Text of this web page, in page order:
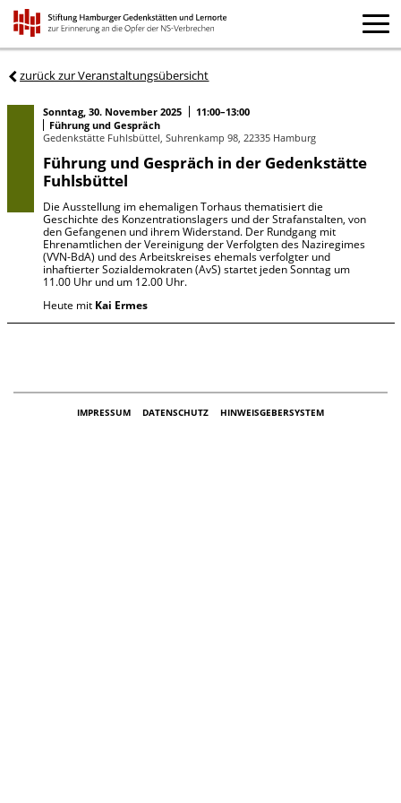
zurück zur Veranstaltungsübersicht
Sonntag, 30. November 2025
11:00–13:00
Führung und Gespräch
Gedenkstätte Fuhlsbüttel, Suhrenkamp 98, 22335 Hamburg
Führung und Gespräch in der Gedenkstätte
Fuhlsbüttel
Die Ausstellung im ehemaligen Torhaus thematisiert die
Geschichte des Konzentrationslagers und der Strafanstalten, von
den Gefangenen und ihrem Widerstand. Der Rundgang mit
Ehrenamtlichen der Vereinigung der Verfolgten des Naziregimes
(VVN-BdA) und des Arbeitskreises ehemals verfolgter und
inhaftierter Sozialdemokraten (AvS) startet jeden Sonntag um
11.00 Uhr und um 12.00 Uhr.
Heute mit Kai Ermes
IMPRESSUM DATENSCHUTZ HINWEISGEBERSYSTEM